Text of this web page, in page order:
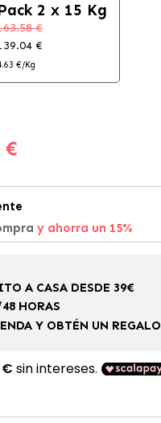
2 x 15 Kg
€
€
€/Kg
€
y ahorra un 15%
A CASA DESDE 39€
HORAS
Y OBTÉN UN REGALO